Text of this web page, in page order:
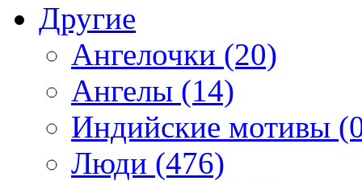
Другие
Ангелочки (20)
Ангелы (14)
Индийские мотивы
Люди (476)